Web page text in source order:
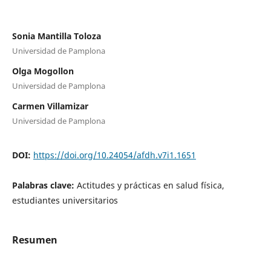
Sonia Mantilla Toloza
Universidad de Pamplona
Olga Mogollon
Universidad de Pamplona
Carmen Villamizar
Universidad de Pamplona
DOI: https://doi.org/10.24054/afdh.v7i1.1651
Palabras clave: Actitudes y prácticas en salud física,
estudiantes universitarios
Resumen